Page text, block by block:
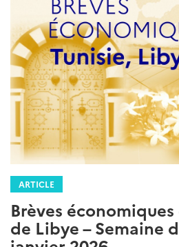
ARTICLE
Brèves
de Libye – Semaine